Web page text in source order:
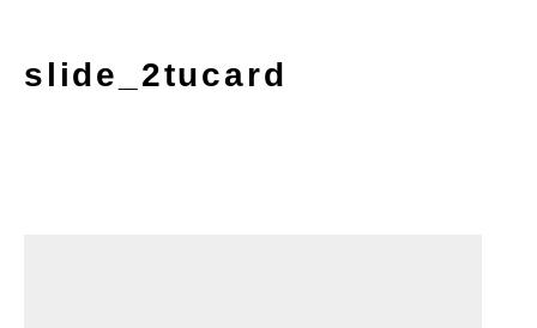
slide_2tucard